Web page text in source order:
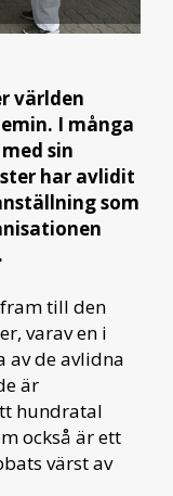
världen
I många
sin
har avlidit
som
.
till den
varav en i
av de avlidna
är
hundratal
också är ett
värst av